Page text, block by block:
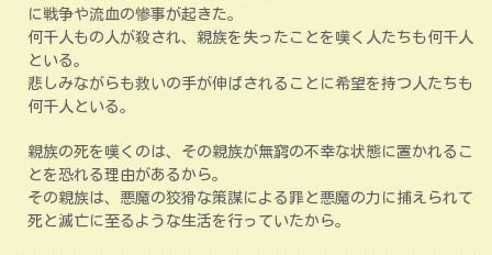
に戦争や流血の惨事が起きた。
何千人もの人が殺され、親族を失ったことを嘆く人たちも何千人
といる。
悲しみながらも救いの手が伸ばされることに希望を持つ人たちも
何千人といる。
親族の死を嘆くのは、その親族が無窮の不幸な状態に置かれるこ
とを恐れる理由があるから。
その親族は、悪魔の狡猾な策謀による罪と悪魔の力に捕えられて
死と滅亡に至るような生活を行っていたから。